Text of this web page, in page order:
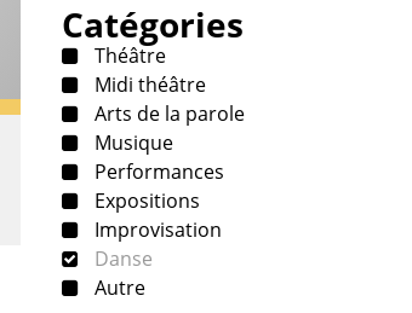
Catégories
Théâtre
Midi théâtre
Arts de la parole
Musique
Performances
Expositions
Improvisation
Danse
Autre